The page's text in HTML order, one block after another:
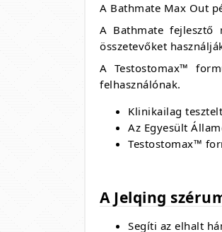
A Bathmate Max Out
A Bathmate fejlesztő
összetevőket
A Testostomax™
felhasználónak.
Klinikailag
Az Egyesült
Testostomax™
A Jelqing
Segíti az elhalt